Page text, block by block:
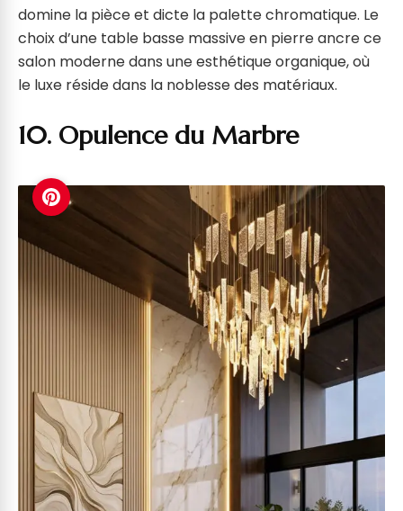
domine la pièce et dicte la palette chromatique. Le
choix d’une table basse massive en pierre ancre ce
salon moderne dans une esthétique organique, où
le luxe réside dans la noblesse des matériaux.
10. Opulence du Marbre